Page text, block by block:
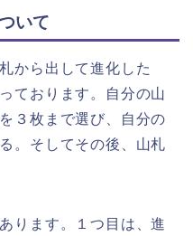
いて
から出して進化した
ております。自分の山
３枚まで選び、自分の
。そしてその後、山札
ります。１つ目は、進